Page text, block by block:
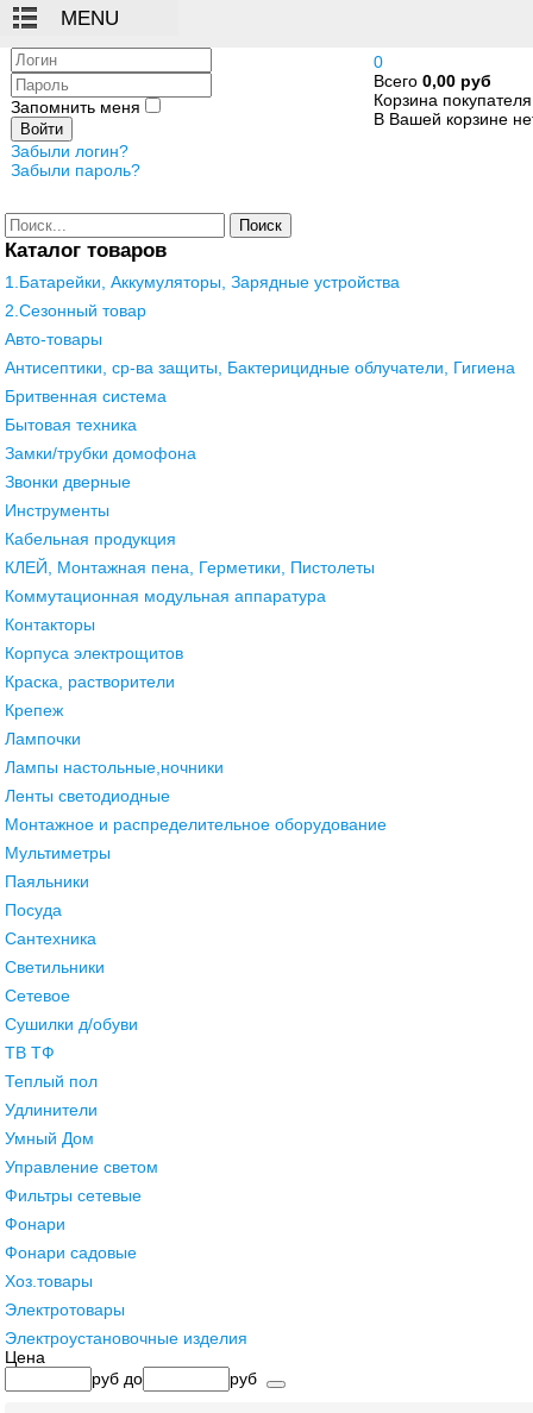
0
Всего 0,00 руб
Корзина покупателя
В Вашей корзине
Логин
Пароль
Запомнить меня
Войти
Забыли логин?
Забыли пароль?
Поиск
Каталог товаров
1.Батарейки, Аккумуляторы, Зарядные устройства
2.Сезонный товар
Авто-товары
Антисептики, ср-ва защиты, Бактерицидные облучатели, Гигиена
Бритвенная система
Бытовая техника
Замки/трубки домофона
Звонки дверные
Инструменты
Кабельная продукция
КЛЕЙ, Монтажная пена, Герметики, Пистолеты
Коммутационная модульная аппаратура
Контакторы
Корпуса электрощитов
Краска, растворители
Крепеж
Лампочки
Лампы настольные,ночники
Ленты светодиодные
Монтажное и распределительное оборудование
Мультиметры
Паяльники
Посуда
Сантехника
Светильники
Сетевое
Сушилки д/обуви
ТВ ТФ
Теплый пол
Удлинители
Умный Дом
Управление светом
Фильтры сетевые
Фонари
Фонари садовые
Хоз.товары
Электротовары
Электроустановочные изделия
Цена
руб до руб